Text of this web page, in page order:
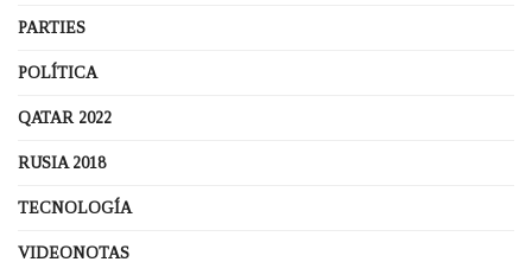
PARTIES
POLÍTICA
QATAR 2022
RUSIA 2018
TECNOLOGÍA
VIDEONOTAS